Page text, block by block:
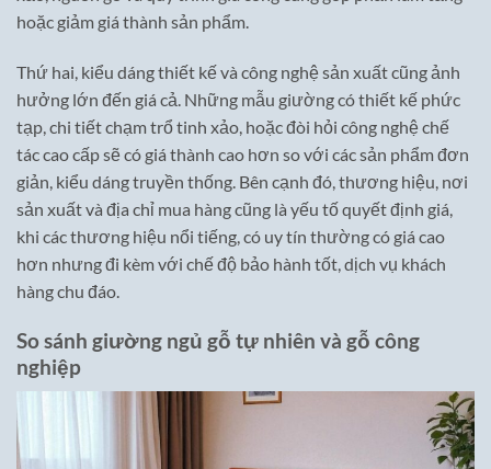
hoặc giảm giá thành sản phẩm.
Thứ hai, kiểu dáng thiết kế và công nghệ sản xuất cũng ảnh
hưởng lớn đến giá cả. Những mẫu giường có thiết kế phức
tạp, chi tiết chạm trổ tinh xảo, hoặc đòi hỏi công nghệ chế
tác cao cấp sẽ có giá thành cao hơn so với các sản phẩm đơn
giản, kiểu dáng truyền thống. Bên cạnh đó, thương hiệu, nơi
sản xuất và địa chỉ mua hàng cũng là yếu tố quyết định giá,
khi các thương hiệu nổi tiếng, có uy tín thường có giá cao
hơn nhưng đi kèm với chế độ bảo hành tốt, dịch vụ khách
hàng chu đáo.
So sánh giường ngủ gỗ tự nhiên và gỗ công
nghiệp